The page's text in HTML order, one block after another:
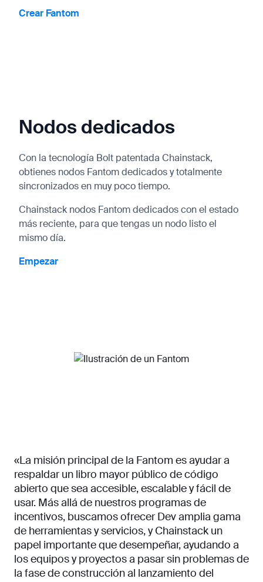
Crear Fantom
Nodos dedicados
Con la tecnología Bolt patentada Chainstack,
obtienes nodos Fantom dedicados y totalmente
sincronizados en muy poco tiempo.
Chainstack nodos Fantom dedicados con el estado
más reciente, para que tengas un nodo listo el
mismo día.
Empezar
«La misión principal de la Fantom es ayudar a
respaldar un libro mayor público de código
abierto que sea accesible, escalable y fácil de
usar. Más allá de nuestros programas de
incentivos, buscamos ofrecer Dev amplia gama
de herramientas y servicios, y Chainstack un
papel importante que desempeñar, ayudando a
los equipos y proyectos a pasar sin problemas de
la fase de construcción al lanzamiento del